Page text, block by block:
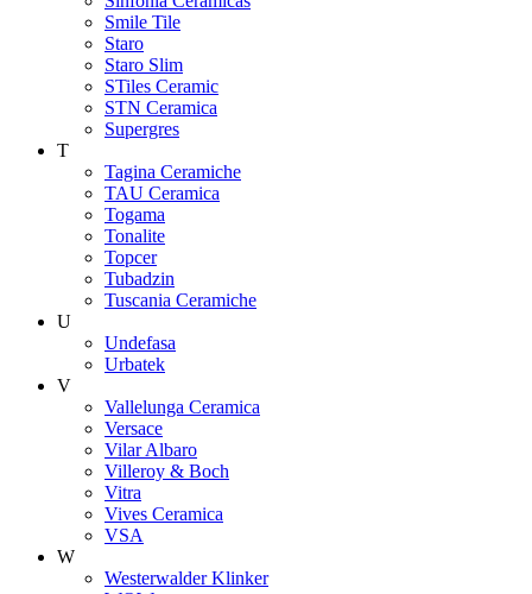
Smile Tile
Staro
Staro Slim
STiles Ceramic
STN Ceramica
Supergres
T
Tagina Ceramiche
TAU Ceramica
Togama
Tonalite
Topcer
Tubadzin
Tuscania Ceramiche
U
Undefasa
Urbatek
V
Vallelunga Ceramica
Versace
Vilar Albaro
Villeroy & Boch
Vitra
Vives Ceramica
VSA
W
Westerwalder Klinker